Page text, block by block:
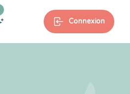
Connexion